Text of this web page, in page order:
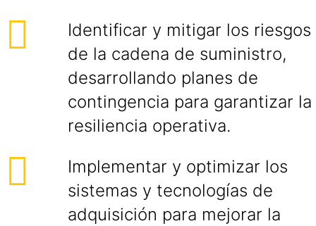
Identificar y mitigar los riesgos
de la cadena de suministro,
desarrollando planes de
contingencia para garantizar la
resiliencia operativa.
Implementar y optimizar los
sistemas y tecnologías de
adquisición para mejorar la